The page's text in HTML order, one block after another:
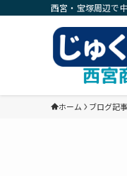
西宮・宝塚周辺で
ホーム ブログ記事